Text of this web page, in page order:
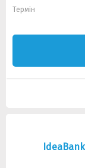
Термін